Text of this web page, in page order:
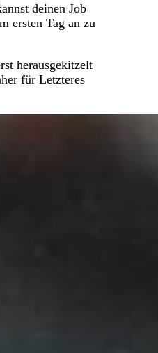
deinen Job
ersten Tag an zu
herausgekitzelt
für Letzteres